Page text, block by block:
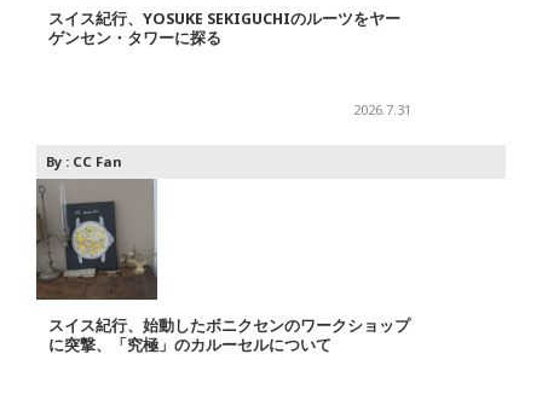
スイス紀行、YOSUKE SEKIGUCHIのルーツをヤー
ゲンセン・タワーに探る
2026.7.31
By : CC Fan
スイス紀行、始動したボニクセンのワークショップ
に突撃、「究極」のカルーセルについて